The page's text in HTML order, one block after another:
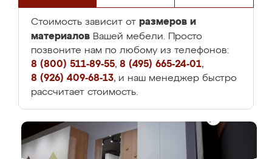
Стоимость зависит от размеров и
материалов Вашей мебели. Просто
позвоните нам по любому из телефонов:
8 (800) 511-89-55, 8 (495) 665-24-01,
8 (926) 409-68-13, и наш менеджер быстро
рассчитает стоимость.